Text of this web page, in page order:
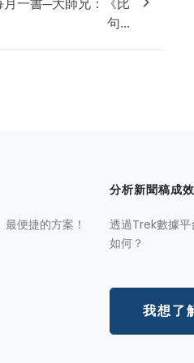
句...
便捷的方案！
分析新聞稿成效
透過Trek數據
如何？
我想了